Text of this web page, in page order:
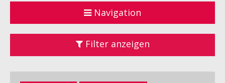
Navigation
Filter anzeigen